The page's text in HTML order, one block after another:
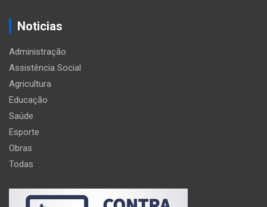
Noticias
Administração
Assistência Social
Agricultura
Educação
Saúde
Esporte
Obras
Todas